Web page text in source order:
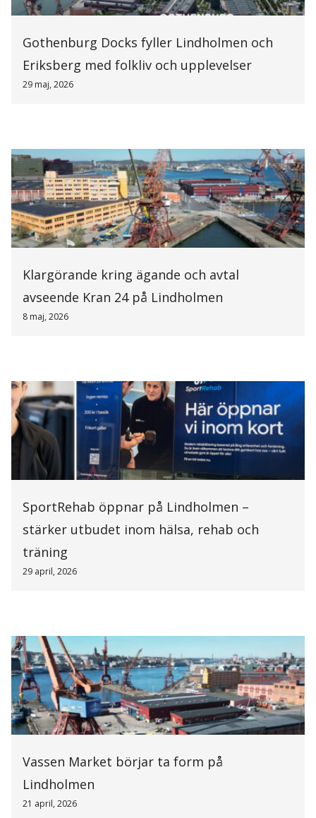
Gothenburg Docks fyller Lindholmen och
Eriksberg med folkliv och upplevelser
29 maj, 2026
Klargörande kring ägande och avtal
avseende Kran 24 på Lindholmen
8 maj, 2026
SportRehab öppnar på Lindholmen –
stärker utbudet inom hälsa, rehab och
träning
29 april, 2026
Vassen Market börjar ta form på
Lindholmen
21 april, 2026